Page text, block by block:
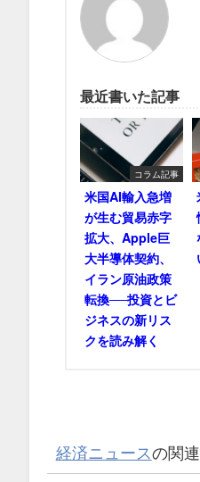
最近書いた記事
コラム記事
米国AI輸入急増
が生む貿易赤字
拡大、Apple巨
大半導体契約、
イラン原油政策
転換──投資とビ
ジネスの新リス
クを読み解く
経済ニュースの関